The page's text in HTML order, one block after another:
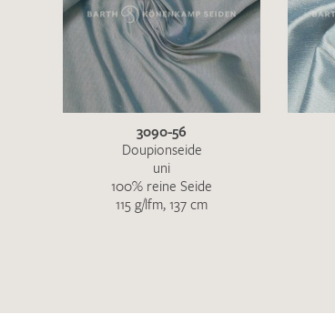
3090-56
Doupionseide
uni
100% reine Seide
115 g/lfm, 137 cm